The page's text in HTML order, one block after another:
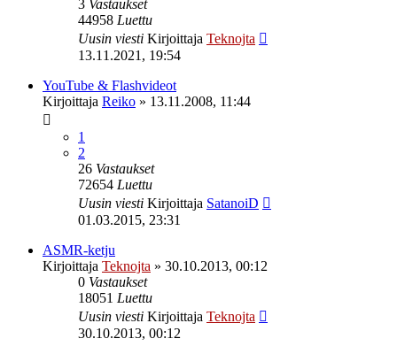
3 Vastaukset
44958 Luettu
Uusin viesti Kirjoittaja Teknojta
13.11.2021, 19:54
YouTube & Flashvideot
Kirjoittaja Reiko » 13.11.2008, 11:44
1
2
26 Vastaukset
72654 Luettu
Uusin viesti Kirjoittaja SatanoiD
01.03.2015, 23:31
ASMR-ketju
Kirjoittaja Teknojta » 30.10.2013, 00:12
0 Vastaukset
18051 Luettu
Uusin viesti Kirjoittaja Teknojta
30.10.2013, 00:12